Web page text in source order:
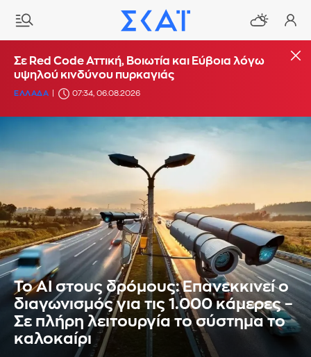
Σε Red Code Αττική, Βοιωτία και Εύβοια λόγω
υψηλού κινδύνου πυρκαγιάς
ΕΛΛΑΔΑ 07:34, 06.08.2026
Το AI στους δρόμους: Επανεκκινεί ο
διαγωνισμός για τις 1.000 κάμερες –
Σε πλήρη λειτουργία το σύστημα το
καλοκαίρι